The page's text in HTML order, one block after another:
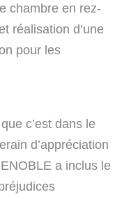
chambre en rez-
réalisation d’une
pour les
c’est dans le
d’appréciation
a inclus le